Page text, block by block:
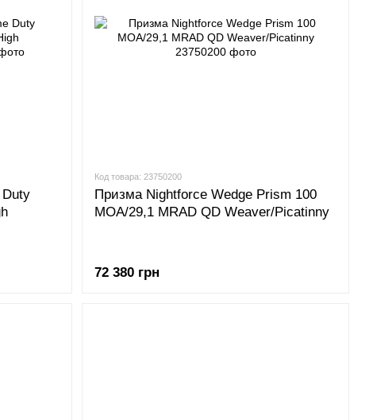
Код товара: 23750200
Призма Nightforce Wedge Prism 100
MOA/29,1 MRAD QD Weaver/Picatinny
72 380 грн